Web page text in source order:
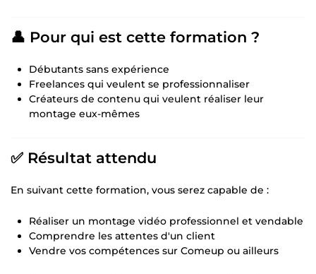
👤 Pour qui est cette formation ?
Débutants sans expérience
Freelances qui veulent se professionnaliser
Créateurs de contenu qui veulent réaliser leur
montage eux-mêmes
✅ Résultat attendu
En suivant cette formation, vous serez capable de :
Réaliser un montage vidéo professionnel et vendable
Comprendre les attentes d'un client
Vendre vos compétences sur Comeup ou ailleurs